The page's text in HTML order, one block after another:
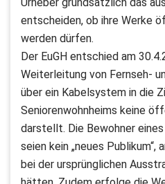
entscheiden, ob ihre Werke
werden dürfen.
Der EuGH entschied am
Weiterleitung von Fernseh-
über ein Kabelsystem in die
Seniorenwohnheims keine
darstellt. Die Bewohner
seien kein „neues Publikum“,
bei der ursprünglichen